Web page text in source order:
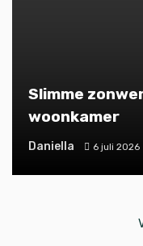
Slimme
woonkamer
Daniella 6 juli 2026